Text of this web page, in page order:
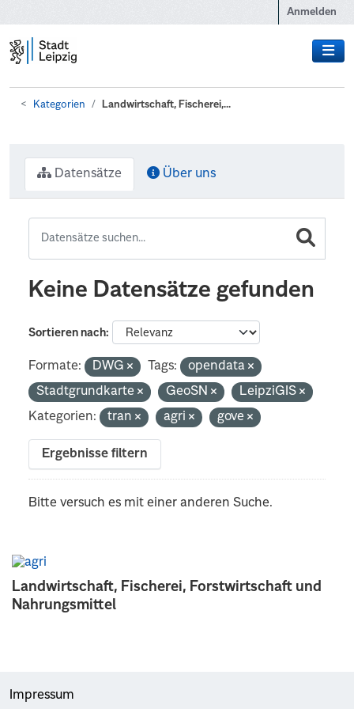
Anmelden
Kategorien Landwirtschaft, Fischerei,...
Landwirtschaft, Fischerei, Forstwirtschaft und
Nahrungsmittel
Datensätze Über uns
Keine Datensätze gefunden
Sortieren nach
Formate: DWG Tags:
opendata
Stadtgrundkarte
GeoSN
LeipziGIS
Kategorien:
tran agri gove
Ergebnisse filtern
Bitte versuch es mit einer anderen Suche.
Impressum